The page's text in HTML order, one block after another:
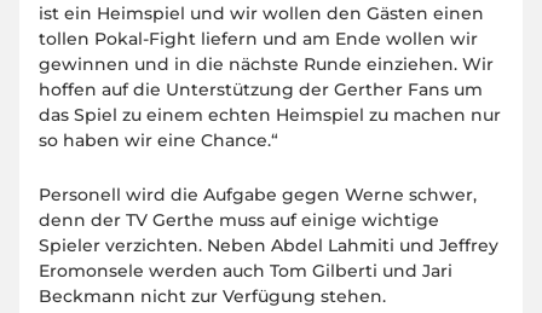
ist ein Heimspiel und wir wollen den Gästen einen
tollen Pokal-Fight liefern und am Ende wollen wir
gewinnen und in die nächste Runde einziehen. Wir
hoffen auf die Unterstützung der Gerther Fans um
das Spiel zu einem echten Heimspiel zu machen nur
so haben wir eine Chance.“
Personell wird die Aufgabe gegen Werne schwer,
denn der TV Gerthe muss auf einige wichtige
Spieler verzichten. Neben Abdel Lahmiti und Jeffrey
Eromonsele werden auch Tom Gilberti und Jari
Beckmann nicht zur Verfügung stehen.